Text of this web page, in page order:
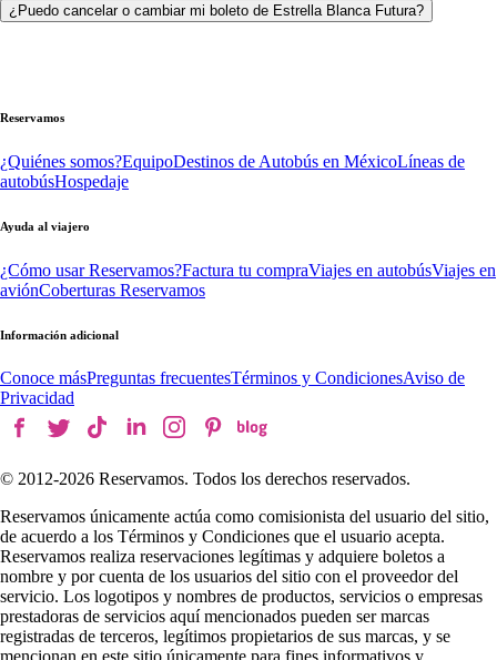
¿Puedo cancelar o cambiar mi boleto de Estrella Blanca Futura?
Reservamos
¿Quiénes somos?EquipoDestinos de Autobús en MéxicoLíneas de
autobúsHospedaje
Ayuda al viajero
¿Cómo usar Reservamos?Factura tu compraViajes en autobúsViajes en
aviónCoberturas Reservamos
Información adicional
Conoce másPreguntas frecuentesTérminos y CondicionesAviso de
Privacidad
© 2012-2026 Reservamos. Todos los derechos reservados.
Reservamos únicamente actúa como comisionista del usuario del sitio,
de acuerdo a los Términos y Condiciones que el usuario acepta.
Reservamos realiza reservaciones legítimas y adquiere boletos a
nombre y por cuenta de los usuarios del sitio con el proveedor del
servicio. Los logotipos y nombres de productos, servicios o empresas
prestadoras de servicios aquí mencionados pueden ser marcas
registradas de terceros, legítimos propietarios de sus marcas, y se